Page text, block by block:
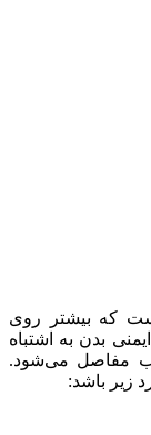
است که بیشتر روی
بدن به اشتباه
مفاصل می‌شود.
زیر باشد: